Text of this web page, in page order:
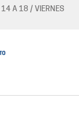
14 A 18 / VIERNES